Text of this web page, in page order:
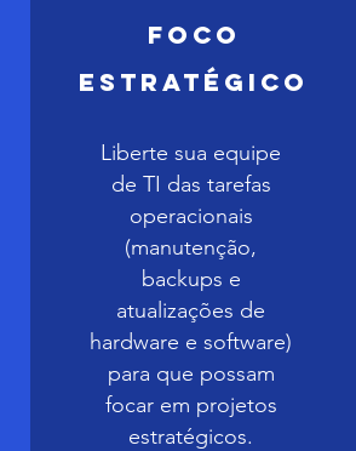
Foco
Estratégico
Liberte sua equipe
de TI das tarefas
operacionais
(manutenção,
backups e
atualizações de
hardware e software)
para que possam
focar em projetos
estratégicos.